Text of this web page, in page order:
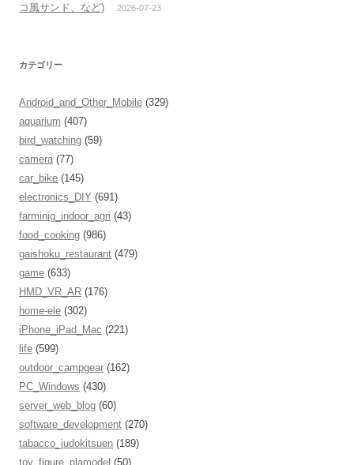
コ風サンド、など)
2026-07-23
カテゴリー
Android_and_Other_Mobile (329)
aquarium (407)
bird_watching (59)
camera (77)
car_bike (145)
electronics_DIY (691)
farminig_indoor_agri (43)
food_cooking (986)
gaishoku_restaurant (479)
game (633)
HMD_VR_AR (176)
home-ele (302)
iPhone_iPad_Mac (221)
life (599)
outdoor_campgear (162)
PC_Windows (430)
server_web_blog (60)
software_development (270)
tabacco_judokitsuen (189)
toy_figure_plamodel (50)